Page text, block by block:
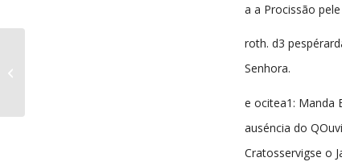
a a Procissão
roth. d3
Senhora.
e ocitea1: Manda
auséncia do
Cratosservigse o